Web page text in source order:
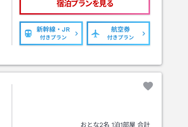
宿泊プランを見る
新幹線・JR
付きプラン
航空券
付きプラン
おとな2名 1泊1部屋 合計